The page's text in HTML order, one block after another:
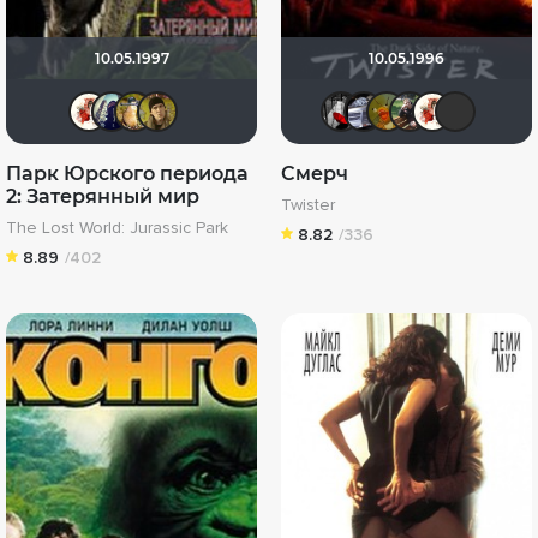
10.05.1997
electroHuk
Парк Юрского периода
2: Затерянный мир
The Lost World: Jurassic Park
8.89 /402
10.05.1996
Мышь
iv.msk
Смерч
Twister
8.82 /336